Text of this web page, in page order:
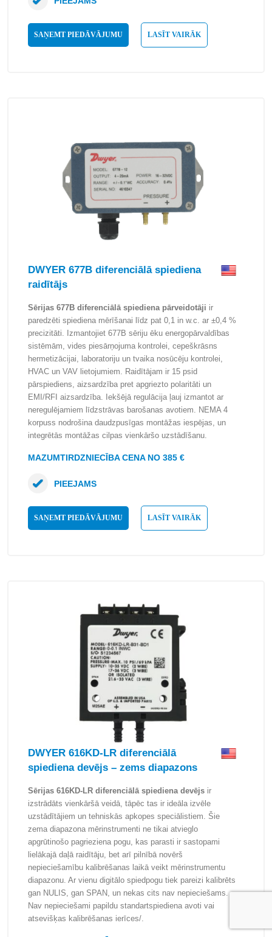
SAŅEMT PIEDĀVĀJUMU LASĪT VAIRĀK
DWYER 677B diferenciālā spiediena
raidītājs
Sērijas 677B diferenciālā spiediena pārveidotāji ir
paredzēti spiediena mērīšanai līdz pat 0,1 in w.c. ar ±0,4 %
precizitāti. Izmantojiet 677B sēriju ēku energopārvaldības
sistēmām, vides piesārņojuma kontrolei, cepeškrāsns
hermetizācijai, laboratoriju un tvaika nosūcēju kontrolei,
HVAC un VAV lietojumiem. Raidītājam ir 15 psid
pārspiediens, aizsardzība pret apgriezto polaritāti un
EMI/RFI aizsardzība. Iekšējā regulācija ļauj izmantot ar
neregulējamiem līdzstrāvas barošanas avotiem. NEMA 4
korpuss nodrošina daudzpusīgas montāžas iespējas, un
integrētās montāžas cilpas vienkāršo uzstādīšanu.
MAZUMTIRDZNIECĪBA CENA NO 385 €
SAŅEMT PIEDĀVĀJUMU LASĪT VAIRĀK
PIEEJAMS
DWYER 616KD-LR diferenciālā
spiediena devējs – zems diapazons
Sērijas 616KD-LR diferenciālā spiediena devējs ir
izstrādāts vienkāršā veidā, tāpēc tas ir ideāla izvēle
uzstādītājiem un tehniskās apkopes speciālistiem. Šie
zema diapazona mērinstrumenti ne tikai atvieglo
apgrūtinošo pagrieziena pogu, kas parasti ir sastopami
lielākajā daļā raidītāju, bet arī pilnībā novērš
nepieciešamību kalibrēšanas laikā veikt mērinstrumentu
diapazonu. Ar vienu digitālo spiedpogu tiek pareizi kalibrēts
gan NULIS, gan SPAN, un nekas cits nav nepieciešams.
Nav nepieciešami papildu standartspiediena avoti vai
atsevišķas kalibrēšanas ierīces/.